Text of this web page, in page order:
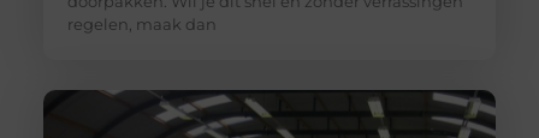
regelen, maak dan